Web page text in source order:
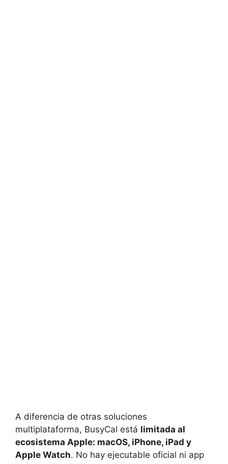
A diferencia de otras soluciones
multiplataforma, BusyCal está limitada al
ecosistema Apple: macOS, iPhone, iPad y
Apple Watch. No hay ejecutable oficial ni app